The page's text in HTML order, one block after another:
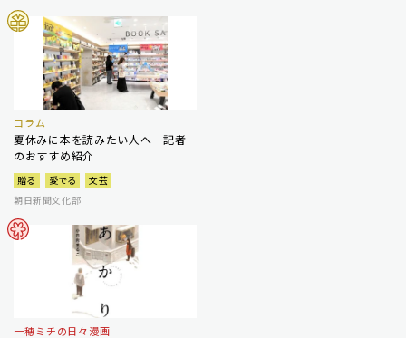
コラム
夏休みに本を読みたい人へ 記者
のおすすめ紹介
贈る 愛でる
文芸
朝日新聞文化部
一穂ミチの日々漫画